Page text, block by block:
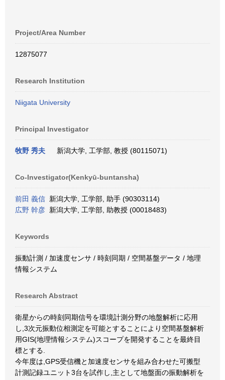
Project/Area Number
12875077
Research Institution
Niigata University
Principal Investigator
牧野 秀夫 新潟大学, 工学部, 教授 (80115071)
Co-Investigator(Kenkyū-buntansha)
前田 義信 新潟大学, 工学部, 助手 (90303114)
広野 幹彦 新潟大学, 工学部, 助教授 (00018483)
Keywords
振動計測 / 加速度センサ / 時刻同期 / 空間基盤データ / 地理
情報システム
Research Abstract
衛星からの時刻同期信号を環境計測分野の地盤解析に応用
し,3次元振動位相測定を可能とすることにより空間基盤解析
用GIS(地理情報システム)スコープを開発することを最終目
標とする.
今年度は,GPS受信機と加速度センサを組み合わせた可搬型
計測記録ユニット3台を試作し,主として地盤面の振動解析を